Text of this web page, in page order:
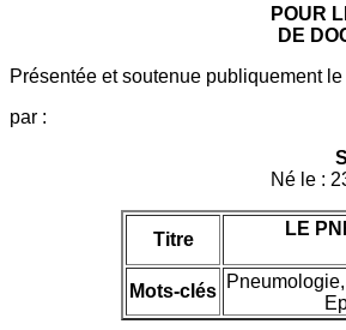
POUR
DE
Présentée et soutenue publiquement le
par :
Né le :
Titre
LE
Mots-clés